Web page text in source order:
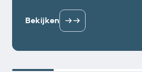
Bekijken